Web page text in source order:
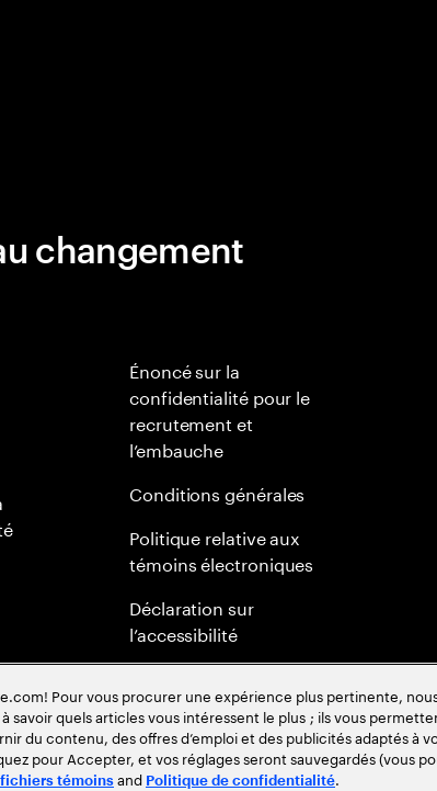
changement
Énoncé sur la
confidentialité pour le
recrutement et
l’embauche
Conditions générales
Politique relative aux
témoins électroniques
Déclaration sur
l’accessibilité
Politique mondiale de
méritocratie
Pour vous procurer une expérience plus pertinente,
savoir quels articles vous intéressent le plus ; ils vous
du contenu, des offres d’emploi et des publicités adaptés à
pour Accepter, et vos réglages seront sauvegardés (vous
témoins and Politique de confidentialité.